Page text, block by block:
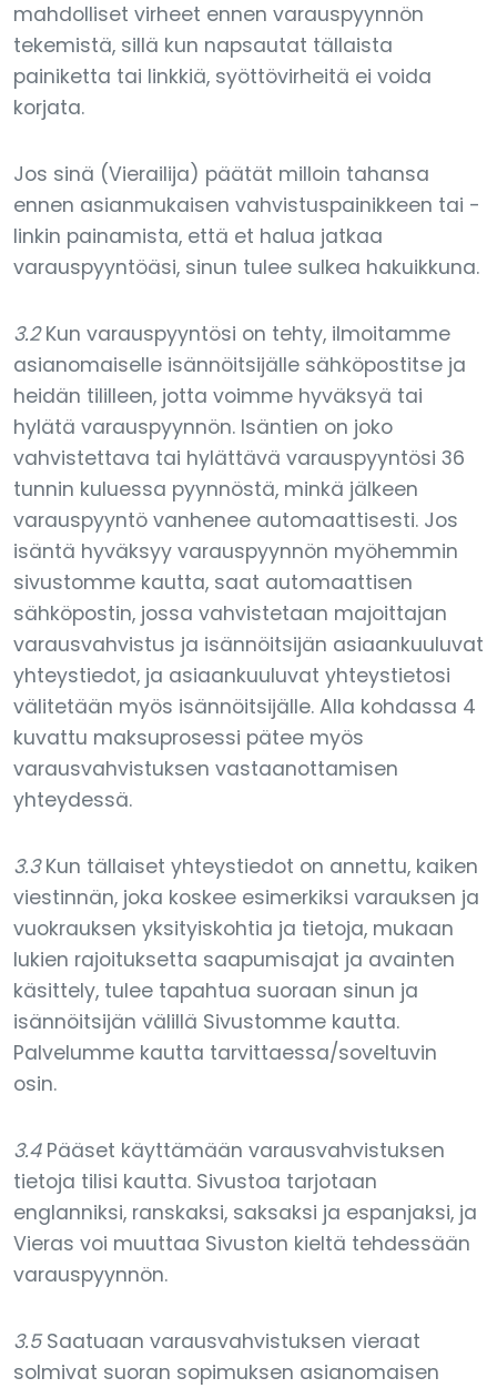
mahdolliset virheet ennen varauspyynnön
tekemistä, sillä kun napsautat tällaista
painiketta tai linkkiä, syöttövirheitä ei voida
korjata.
Jos sinä (Vierailija) päätät milloin tahansa
ennen asianmukaisen vahvistuspainikkeen tai -
linkin painamista, että et halua jatkaa
varauspyyntöäsi, sinun tulee sulkea hakuikkuna.
3.2Kun varauspyyntösi on tehty, ilmoitamme
asianomaiselle isännöitsijälle sähköpostitse ja
heidän tililleen, jotta voimme hyväksyä tai
hylätä varauspyynnön. Isäntien on joko
vahvistettava tai hylättävä varauspyyntösi 36
tunnin kuluessa pyynnöstä, minkä jälkeen
varauspyyntö vanhenee automaattisesti. Jos
isäntä hyväksyy varauspyynnön myöhemmin
sivustomme kautta, saat automaattisen
sähköpostin, jossa vahvistetaan majoittajan
varausvahvistus ja isännöitsijän asiaankuuluvat
yhteystiedot, ja asiaankuuluvat yhteystietosi
välitetään myös isännöitsijälle. Alla kohdassa 4
kuvattu maksuprosessi pätee myös
varausvahvistuksen vastaanottamisen
yhteydessä.
3.3Kun tällaiset yhteystiedot on annettu, kaiken
viestinnän, joka koskee esimerkiksi varauksen ja
vuokrauksen yksityiskohtia ja tietoja, mukaan
lukien rajoituksetta saapumisajat ja avainten
käsittely, tulee tapahtua suoraan sinun ja
isännöitsijän välillä Sivustomme kautta.
Palvelumme kautta tarvittaessa/soveltuvin
osin.
3.4Pääset käyttämään varausvahvistuksen
tietoja tilisi kautta. Sivustoa tarjotaan
englanniksi, ranskaksi, saksaksi ja espanjaksi, ja
Vieras voi muuttaa Sivuston kieltä tehdessään
varauspyynnön.
3.5Saatuaan varausvahvistuksen vieraat
solmivat suoran sopimuksen asianomaisen